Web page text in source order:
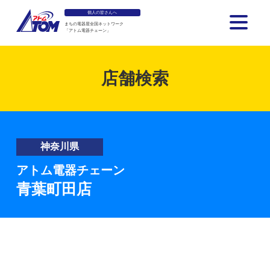
個人の皆さんへ
まちの電器屋全国ネットワーク
「アトム電器チェーン」
店舗検索
神奈川県
アトム電器チェーン
青葉町田店